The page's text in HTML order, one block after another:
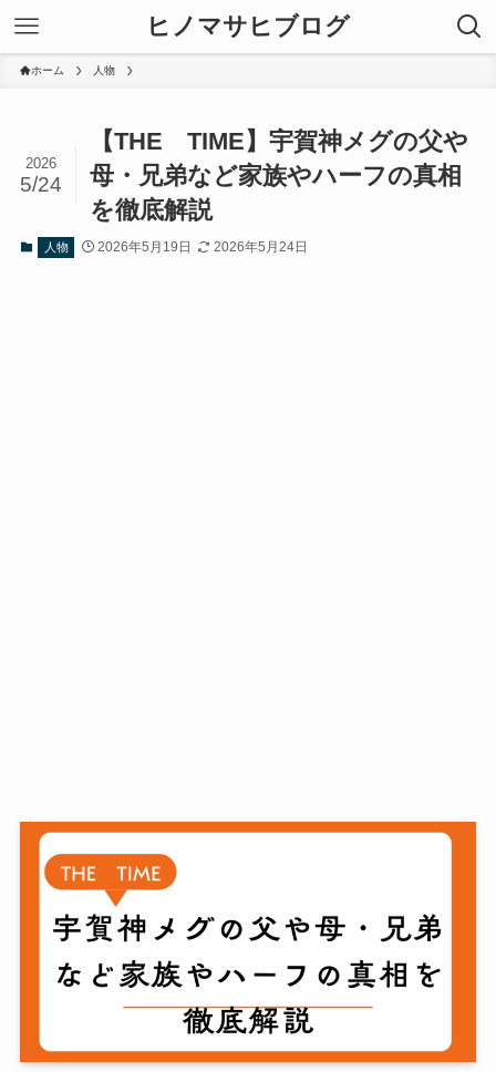
ヒノマサヒブログ
ホーム 人物
【THE TIME】宇賀神メグの父や
母・兄弟など家族やハーフの真相
を徹底解説
2026
5/24
人物 2026年5月19日 2026年5月24日